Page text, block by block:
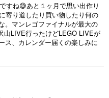
すね😅あと１ヶ月で思い出作り
寄り道したり買い物したり何の
。マンレゴファイナルが最大の
山LIVE行ったけどLEGO LIVEが
ス、カレンダー届くの楽しみに